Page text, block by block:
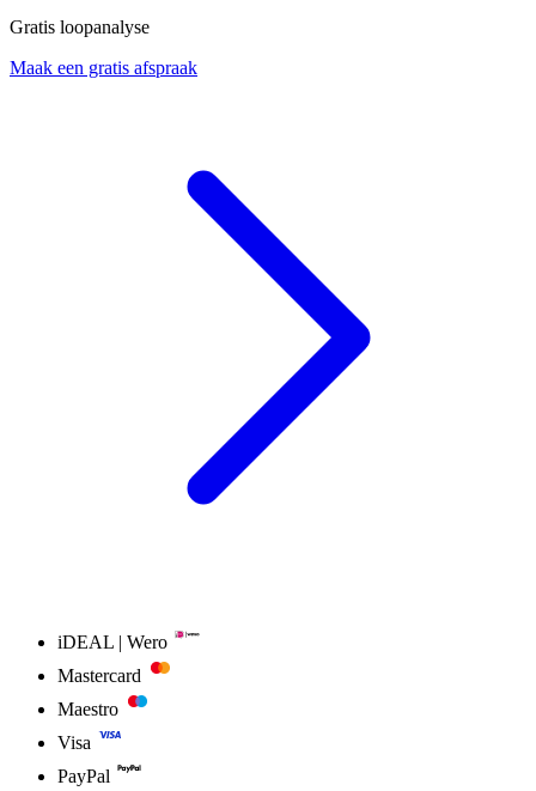
Gratis loopanalyse
Maak een gratis afspraak
iDEAL | Wero
Mastercard
Maestro
Visa
PayPal